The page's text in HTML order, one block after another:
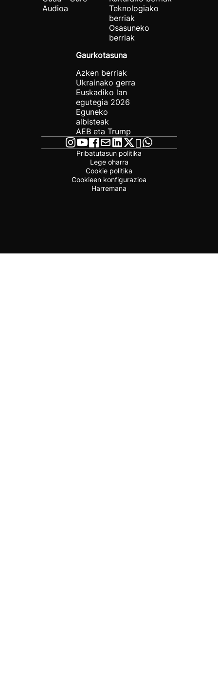
Audioa
Teknologiako
berriak
Osasuneko
berriak
Gaurkotasuna
Azken berriak
Ukrainako gerra
Euskadiko lan
egutegia 2026
Eguneko
albisteak
AEB eta Trump
Pribatutasun politika
Lege oharra
Cookie politika
Cookieen konfigurazioa
Harremana